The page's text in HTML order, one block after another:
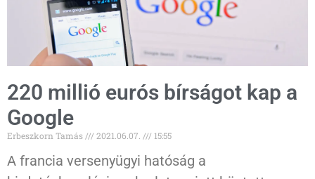
220 millió eurós bírságot kap a
Google
Erbeszkorn Tamás 2021.06.07. 15:55
A francia versenyügyi hatóság a